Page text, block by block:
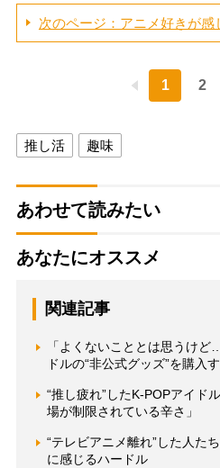
次のページ：アニメ好きが感
1 2
推し活 趣味
あわせて読みたい
あなたにオススメ
関連記事
「よくないこととは思うけ
ドルの“非公式グッズ”を購入
“推し疲れ”したK-POPアイド
場が制限されている辛さ」
“テレビアニメ離れ”した人た
に感じるハードル